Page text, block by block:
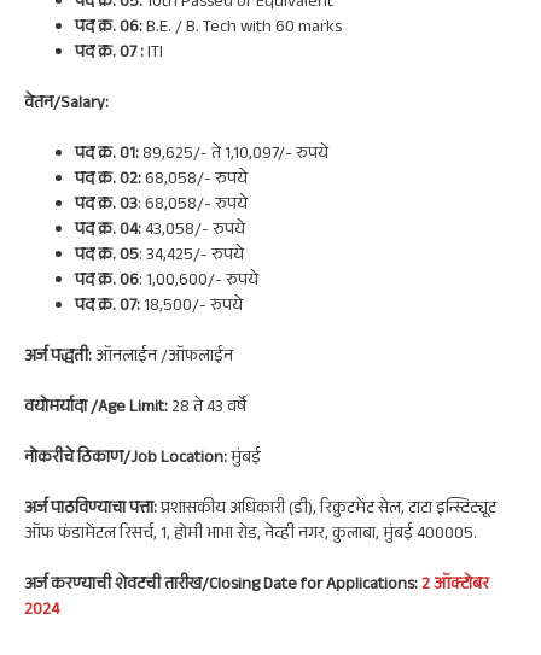
पद क्र. 06:B.E. / B. Tech with 60 marks
पद क्र. 07 :ITI
वेतन/Salary:
पद क्र. 01:89,625/- ते 1,10,097/- रुपये
पद क्र. 02:68,058/- रुपये
पद क्र. 03: 68,058/- रुपये
पद क्र. 04:43,058/- रुपये
पद क्र. 05: 34,425/- रुपये
पद क्र. 06: 1,00,600/- रुपये
पद क्र. 07:18,500/- रुपये
अर्ज पद्धती:ऑनलाईन /ऑफलाईन
वयोमर्यादा /Age Limit:28 ते 43 वर्षे
नोकरीचे ठिकाण/Job Location:मुंबई
अर्ज पाठविण्याचा पत्ता:प्रशासकीय अधिकारी (डी), रिक्रुटमेंट सेल, टाटा इन्स्टिट्यूट
ऑफ फंडामेंटल रिसर्च, 1, होमी भाभा रोड, नेव्ही नगर, कुलाबा, मुंबई 400005.
अर्ज करण्याची शेवटची तारीख/Closing Date for Applications:2 ऑक्टोबर
2024